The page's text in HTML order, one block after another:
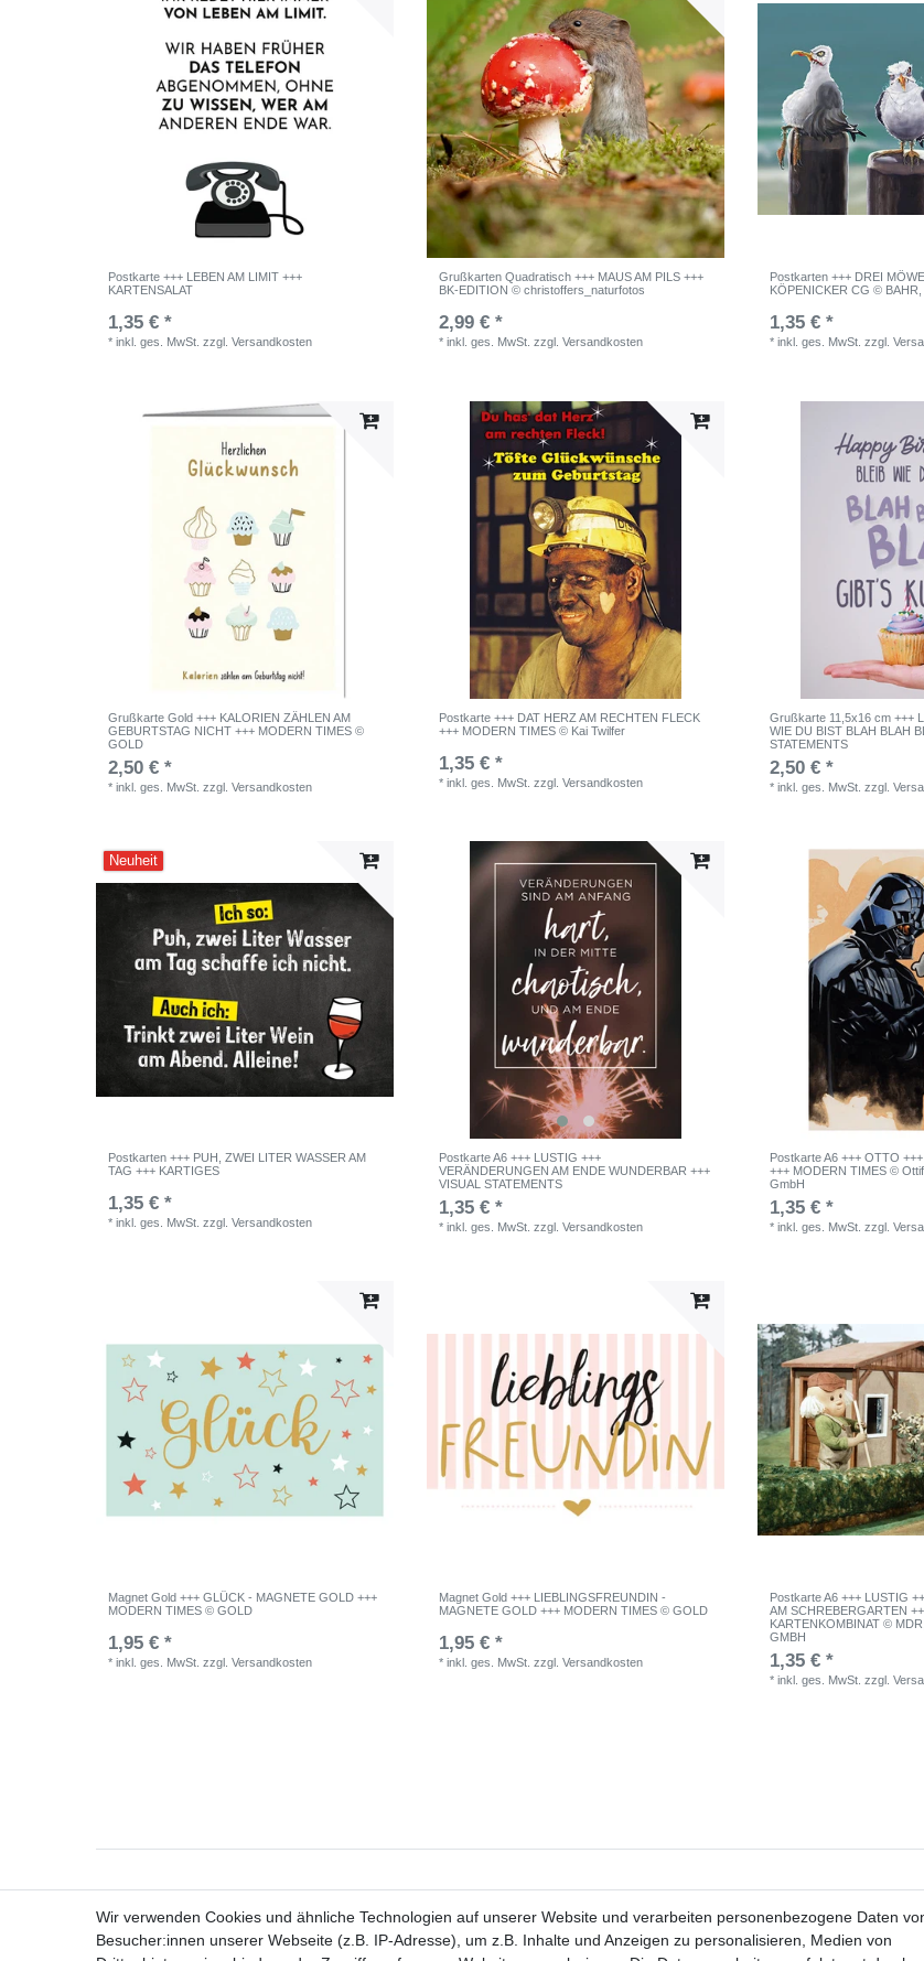
Postkarte +++ LEBEN AM LIMIT +++
KARTENSALAT
1,35 € *
*inkl. ges. MwSt. zzgl.Versandkosten
Grußkarten Quadratisch +++ MAUS AM PILS +++
BK-EDITION © christoffers_naturfotos
2,99 € *
*inkl. ges. MwSt. zzgl.Versandkosten
Postkarten +++ DREI
KÖPENICKER CG ©
1,35 € *
*inkl. ges. MwSt. zzgl.
Grußkarte Gold +++ KALORIEN ZÄHLEN AM
GEBURTSTAG NICHT +++ MODERN TIMES ©
GOLD
2,50 € *
*inkl. ges. MwSt. zzgl.Versandkosten
Postkarte +++ DAT HERZ AM RECHTEN FLECK
+++ MODERN TIMES © Kai Twilfer
1,35 € *
*inkl. ges. MwSt. zzgl.Versandkosten
Grußkarte 11,5x16 cm +++
WIE DU BIST BLAH BLAH
STATEMENTS
2,50 € *
*inkl. ges. MwSt. zzgl.
Neuheit
Postkarten +++ PUH, ZWEI LITER WASSER AM
TAG +++ KARTIGES
1,35 € *
*inkl. ges. MwSt. zzgl.Versandkosten
Postkarte A6 +++ LUSTIG +++
VERÄNDERUNGEN AM ENDE WUNDERBAR +++
VISUAL STATEMENTS
1,35 € *
*inkl. ges. MwSt. zzgl.Versandkosten
Postkarte A6 +++ OTTO
+++ MODERN TIMES ©
GmbH
1,35 € *
*inkl. ges. MwSt. zzgl.
Magnet Gold +++ GLÜCK - MAGNETE GOLD +++
MODERN TIMES © GOLD
1,95 € *
*inkl. ges. MwSt. zzgl.Versandkosten
Magnet Gold +++ LIEBLINGSFREUNDIN -
MAGNETE GOLD +++ MODERN TIMES © GOLD
1,95 € *
*inkl. ges. MwSt. zzgl.Versandkosten
Postkarte A6 +++ LUSTIG
AM SCHREBERGARTEN
KARTENKOMBINAT ©
GMBH
1,35 € *
*inkl. ges. MwSt. zzgl.
Wir verwenden Cookies und ähnliche Technologien auf unserer Website und verarbeiten personenbezogene Daten
Besucher:innen unserer Webseite (z.B. IP-Adresse), um z.B. Inhalte und Anzeigen zu personalisieren, Medien von